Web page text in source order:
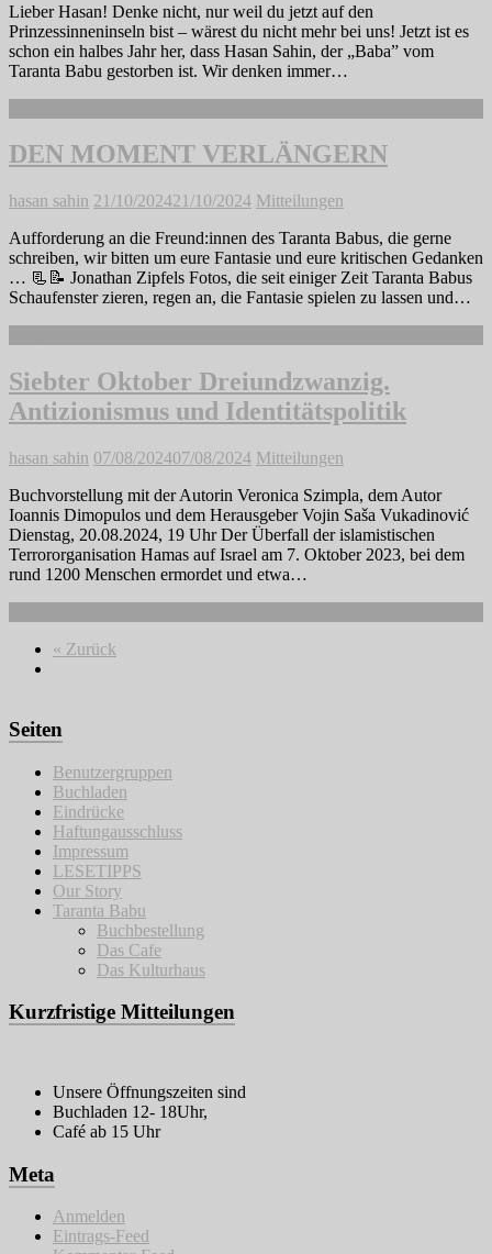
Lieber Hasan! Denke nicht, nur weil du jetzt auf den
Prinzessinneninseln bist – wärest du nicht mehr bei uns! Jetzt ist es
schon ein halbes Jahr her, dass Hasan Sahin, der „Baba” vom
Taranta Babu gestorben ist. Wir denken immer…
DEN MOMENT VERLÄNGERN
hasan sahin 21/10/202421/10/2024 Mitteilungen
Aufforderung an die Freund:innen des Taranta Babus, die gerne
schreiben, wir bitten um eure Fantasie und eure kritischen Gedanken
… 📃📝 Jonathan Zipfels Fotos, die seit einiger Zeit Taranta Babus
Schaufenster zieren, regen an, die Fantasie spielen zu lassen und…
Siebter Oktober Dreiundzwanzig.
Antizionismus und Identitätspolitik
hasan sahin 07/08/202407/08/2024 Mitteilungen
Buchvorstellung mit der Autorin Veronica Szimpla, dem Autor
Ioannis Dimopulos und dem Herausgeber Vojin Saša Vukadinović
Dienstag, 20.08.2024, 19 Uhr Der Überfall der islamistischen
Terrororganisation Hamas auf Israel am 7. Oktober 2023, bei dem
rund 1200 Menschen ermordet und etwa…
« Zurück
Seiten
Benutzergruppen
Buchladen
Eindrücke
Haftungausschluss
Impressum
LESETIPPS
Our Story
Taranta Babu
Buchbestellung
Das Cafe
Das Kulturhaus
Kurzfristige Mitteilungen
Unsere Öffnungszeiten sind
Buchladen 12- 18Uhr,
Café ab 15 Uhr
Meta
Anmelden
Eintrags-Feed